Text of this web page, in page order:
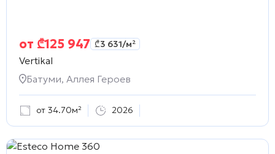
от ₾125 947 ₾3 631/м²
Vertikal
Батуми, Аллея Героев
от 34.70м² 2026